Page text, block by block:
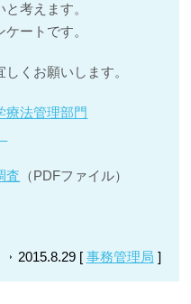
考えます。
ートです。
くお願いします。
療法管理部門
査 （PDFファイル）
2015.8.29 [ 事務管理局 ]